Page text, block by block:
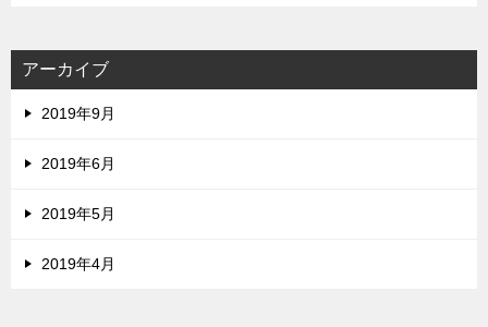
アーカイブ
2019年9月
2019年6月
2019年5月
2019年4月